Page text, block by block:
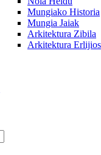
Mungiako Historia
Mungia Jaiak
Arkitektura Zibila
Arkitektura